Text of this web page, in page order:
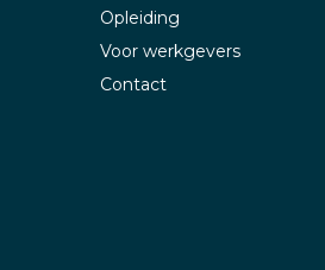
Opleiding
Voor werkgevers
Contact